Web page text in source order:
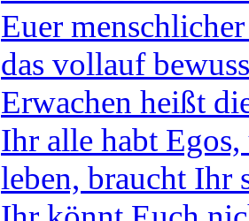
Euer
das vollauf
Erwachen heißt
Ihr alle habt
leben, braucht Ihr